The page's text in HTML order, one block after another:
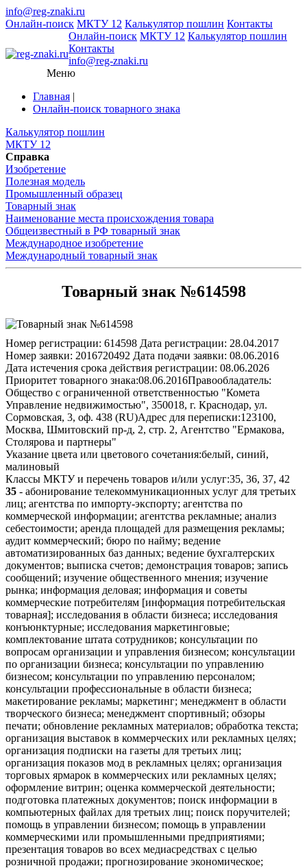
info@reg-znaki.ru
Онлайн-поиск МКТУ 12 Калькулятор пошлин Контакты
Онлайн-поиск МКТУ 12 Калькулятор пошлин
Контакты
info@reg-znaki.ru
Меню
Главная |
Онлайн-поиск товарного знака
Калькулятор пошлин
МКТУ 12
Справка
Изобретение
Полезная модель
Промышленный образец
Товарный знак
Наименование места происхождения товара
Общеизвестный в РФ товарный знак
Международное изобретение
Международный товарный знак
Товарный знак №614598
Номер регистрации: 614598 Дата регистрации: 28.04.2017
Номер заявки: 2016720492 Дата подачи заявки: 08.06.2016
Дата истечения срока действия регистрации: 08.06.2026
Приоритет товарного знака:08.06.2016Правообладатель:
Общество с ограниченной ответственностью "Комета
Управление недвижимостью", 350018, г. Краснодар, ул.
Сормовская, 3, оф. 438 (RU)Адрес для переписки:123100,
Москва, Шмитовский пр-д, 2, стр. 2, Агентство "Ермакова,
Столярова и партнеры"
Указание цвета или цветового сочетания:белый, синий,
малиновый
Классы МКТУ и перечень товаров и/или услуг:35, 36, 37, 42
35 - абонирование телекоммуникационных услуг для третьих
лиц; агентства по импорту-экспорту; агентства по
коммерческой информации; агентства рекламные; анализ
себестоимости; аренда площадей для размещения рекламы;
аудит коммерческий; бюро по найму; ведение
автоматизированных баз данных; ведение бухгалтерских
документов; выписка счетов; демонстрация товаров; запись
сообщений; изучение общественного мнения; изучение
рынка; информация деловая; информация и советы
коммерческие потребителям [информация потребительская
товарная]; исследования в области бизнеса; исследования
конъюнктурные; исследования маркетинговые;
комплектование штата сотрудников; консультации по
вопросам организации и управления бизнесом; консультации
по организации бизнеса; консультации по управлению
бизнесом; консультации по управлению персоналом;
консультации профессиональные в области бизнеса;
макетирование рекламы; маркетинг; менеджмент в области
творческого бизнеса; менеджмент спортивный; обзоры
печати; обновление рекламных материалов; обработка текста;
организация выставок в коммерческих или рекламных целях;
организация подписки на газеты для третьих лиц;
организация показов мод в рекламных целях; организация
торговых ярмарок в коммерческих или рекламных целях;
оформление витрин; оценка коммерческой деятельности;
подготовка платежных документов; поиск информации в
компьютерных файлах для третьих лиц; поиск поручителей;
помощь в управлении бизнесом; помощь в управлении
коммерческими или промышленными предприятиями;
презентация товаров во всех медиасредствах с целью
розничной продажи; прогнозирование экономическое;